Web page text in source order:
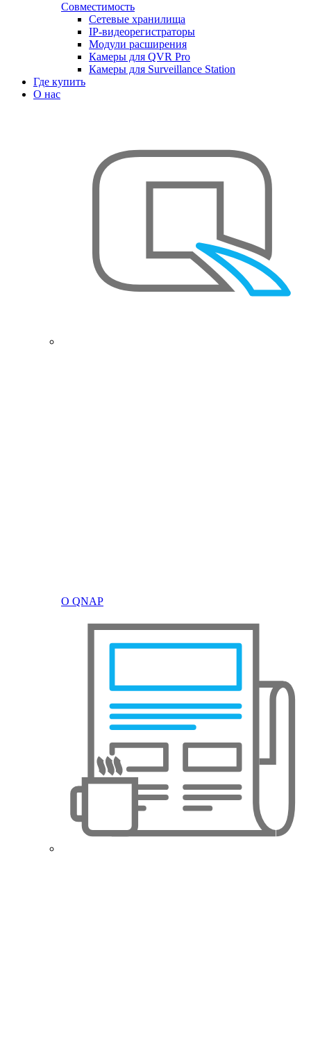
Совместимость
Сетевые хранилища
IP-видеорегистраторы
Модули расширения
Камеры для QVR Pro
Камеры для Surveillance Station
Где купить
О нас
О QNAP